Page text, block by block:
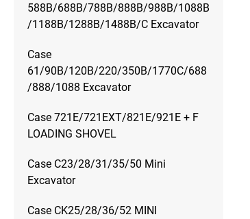
588B/688B/788B/888B/988B/1088B
/1188B/1288B/1488B/C Excavator
Case
61/90B/120B/220/350B/1770C/688
/888/1088 Excavator
Case 721E/721EXT/821E/921E + F
LOADING SHOVEL
Case C23/28/31/35/50 Mini
Excavator
Case CK25/28/36/52 MINI